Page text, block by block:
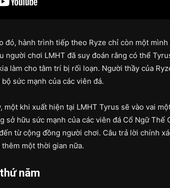
đó, hành trình tiếp theo Ryze chỉ còn một mình
người chơi LMHT đã suy đoán rằng có thể
làm cho tâm trí bị rối loạn. Người thầy của
sức mạnh của các viên đá.
một khi xuất hiện tại LMHT Tyrus sẽ vào vai
sở hữu sức mạnh của các viên đá Cổ Ngữ Thế
từ cộng đồng người chơi. Câu trả lời chính
một thời gian nữa.
năm